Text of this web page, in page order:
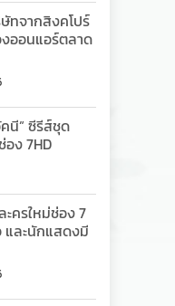
ทจากสิงคโปร์
งออนแอร์ตลาด
คนี” ซีรีส์ชุด
ง 7HD
ะครใหม่ช่อง 7
และนักแสดงมี